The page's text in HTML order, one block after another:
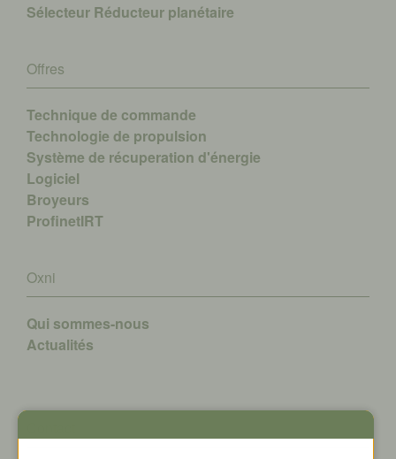
Sélecteur Réducteur planétaire
Offres
Technique de commande
Technologie de propulsion
Système de récuperation d'énergie
Logiciel
Broyeurs
ProfinetIRT
Oxni
Qui sommes-nous
Actualités